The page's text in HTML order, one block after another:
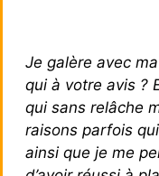
Je galère avec
qui à votre avis ?
qui sans relâche
raisons parfois
ainsi que je me